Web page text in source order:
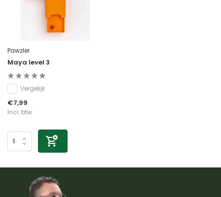
Pawzler
Maya level 3
Vergelijk
€7,99
Incl. btw